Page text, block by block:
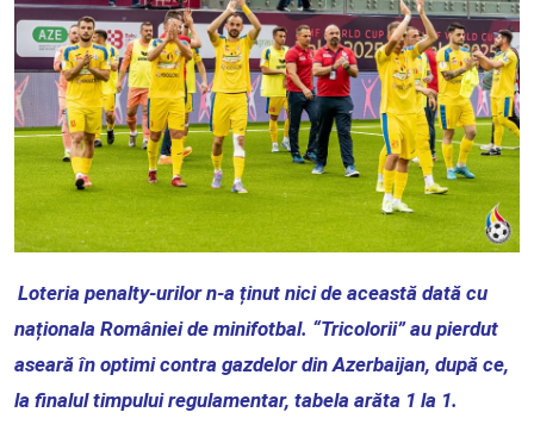
Loteria penalty-urilor n-a ținut nici de această dată cu
naționala României de minifotbal. “Tricolorii” au pierdut
aseară în optimi contra gazdelor din Azerbaijan, după ce,
la finalul timpului regulamentar, tabela arăta 1 la 1.